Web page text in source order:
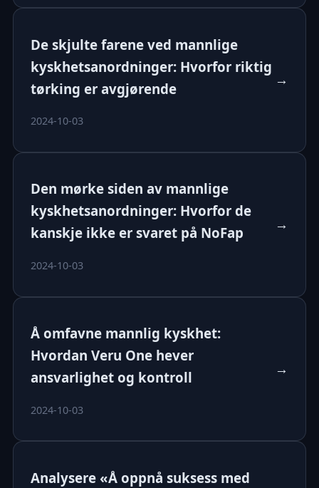
De skjulte farene ved mannlige
kyskhetsanordninger: Hvorfor riktig
tørking er avgjørende
2024-10-03
→
Den mørke siden av mannlige
kyskhetsanordninger: Hvorfor de
kanskje ikke er svaret på NoFap
2024-10-03
→
Å omfavne mannlig kyskhet:
Hvordan Veru One hever
ansvarlighet og kontroll
2024-10-03
→
Analysere «Å oppnå suksess med